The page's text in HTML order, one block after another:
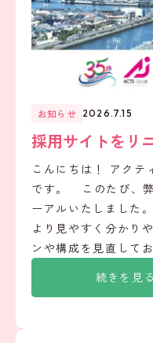
続きを見る
お知らせ 2026.7.15
採用サイトをリ
こんにちは！ アクテ
です。 このたび、
ーアルいたしました
より見やすく分かり
ンや構成を見直して